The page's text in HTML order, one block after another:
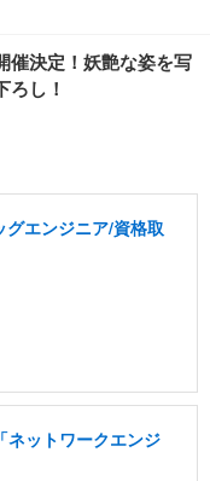
催決定！妖艶な姿を写
し！
グエンジニア/資格取
ネットワークエンジ